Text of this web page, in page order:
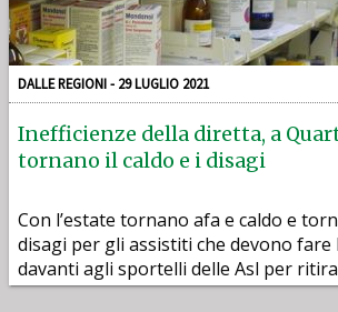
DALLE REGIONI - 29 LUGLIO 2021
Inefficienze della diretta, a
tornano il caldo e i disagi
Con l’estate tornano afa e caldo e
disagi per gli assistiti che devono
davanti agli sportelli delle Asl per